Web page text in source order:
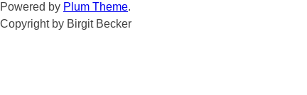
Powered by Plum Theme.
Copyright by Birgit Becker